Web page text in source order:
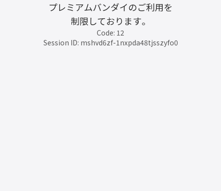
プレミアムバンダイのご利用を
制限しております。
Code: 12
Session ID: mshvd6zf-1nxpda48tjsszyfo0